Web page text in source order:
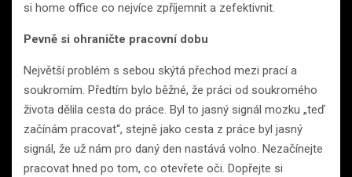
si home office co nejvíce zpříjemnit a zefektivnit.
Pevně si ohraničte pracovní dobu
Největší problém s sebou skýtá přechod mezi prací a
soukromím. Předtím bylo běžné, že práci od soukromého
života dělila cesta do práce. Byl to jasný signál mozku „teď
začínám pracovat“, stejně jako cesta z práce byl jasný
signál, že už nám pro daný den nastává volno. Nezačínejte
pracovat hned po tom, co otevřete oči. Dopřejte si